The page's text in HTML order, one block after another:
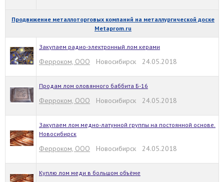
Продвижение металлоторговых компаний на металлургической доске
Metaprom.ru
Закупаем радио-электронный лом керами
Ферроком, ООО Новосибирск 24.05.2018
Продам лом оловянного баббита Б-16
Ферроком, ООО Новосибирск 24.05.2018
Закупаем лом медно-латунной группы на постоянной основе.
Новосибирск
Ферроком, ООО Новосибирск 24.05.2018
Куплю лом меди в большом объёме